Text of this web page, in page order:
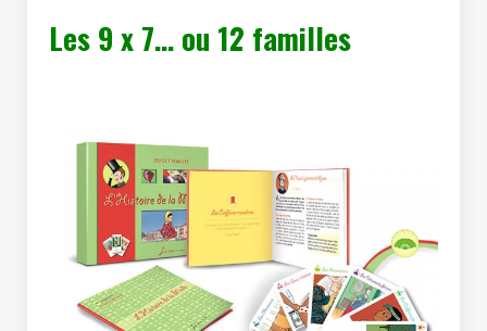
Les 9 x 7… ou 12 familles